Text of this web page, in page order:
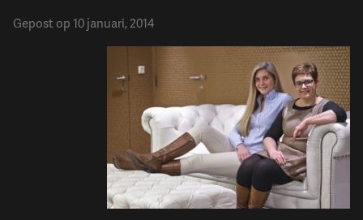
Gepost op 10 januari, 2014